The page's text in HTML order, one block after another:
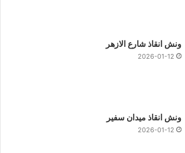
ونش انقاذ شارع الازهر
2026-01-12
ونش انقاذ ميدان سفير
2026-01-12